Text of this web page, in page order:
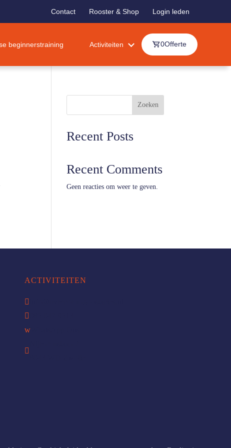
Contact Rooster & Shop Login leden
beginnerstraining Activiteiten 0Offerte
Zoeken
Recent Posts
Recent Comments
Geen reacties om weer te geven.
ACTIVITEITEN


w
